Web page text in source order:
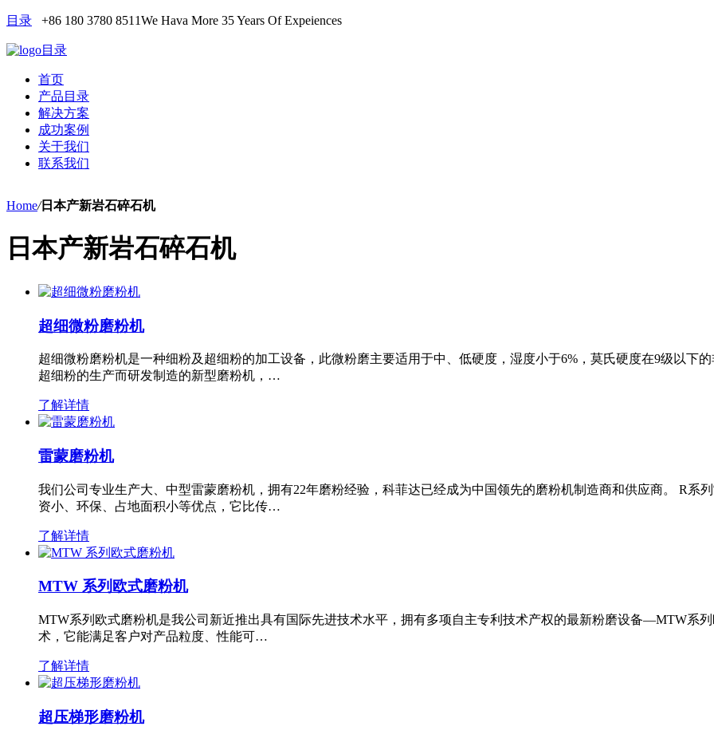
目录 +86 180 3780 8511We Hava More 35 Years Of Expeiences
目录
首页
产品目录
解决方案
成功案例
关于我们
联系我们
Home/日本产新岩石碎石机
日本产新岩石碎石机
超细微粉磨粉机
超细微粉磨粉机是一种细粉及超细粉的加工设备，此微粉磨主要适用于中、低硬度，湿度小于6%，莫氏硬度在9级以下
超细粉的生产而研发制造的新型磨粉机，…
了解详情
雷蒙磨粉机
我们公司专业生产大、中型雷蒙磨粉机，拥有22年磨粉经验，科菲达已经成为中国领先的磨粉机制造商和供应商。 R系
资小、环保、占地面积小等优点，它比传…
了解详情
MTW 系列欧式磨粉机
MTW系列欧式磨粉机是我公司新近推出具有国际先进技术水平，拥有多项自主专利技术产权的最新粉磨设备—MTW系
术，它能满足客户对产品粒度、性能可…
了解详情
超压梯形磨粉机